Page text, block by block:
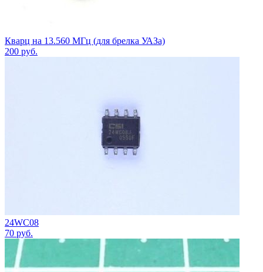
Кварц на 13.560 МГц (для брелка УАЗа)
200 руб.
24WC08
70 руб.